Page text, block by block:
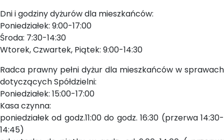
Dni i godziny dyżurów dla mieszkańców:
Poniedziałek: 9:00-17:00
Środa: 7:30-14:30
Wtorek, Czwartek, Piątek: 9:00-14:30
Radca prawny pełni dyżur dla mieszkańców w sprawach
dotyczących Spółdzielni:
Poniedziałek: 15:00-17:00
Kasa czynna:
poniedziałek od godz.11:00 do godz. 16:30 (przerwa 14:30-
14:45)